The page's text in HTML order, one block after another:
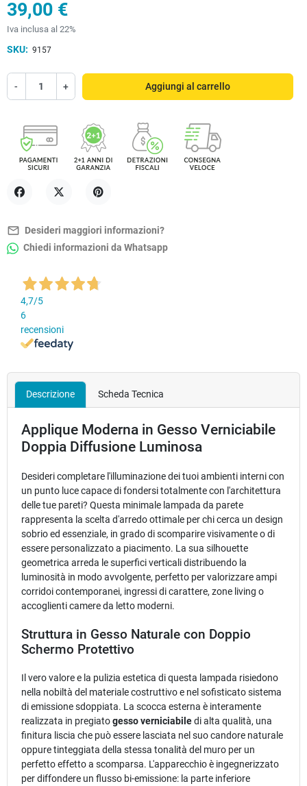
39,00 €
Iva inclusa al 22%
SKU: 9157
- + Aggiungi al carrello
mail_outline Desideri maggiori informazioni?
Chiedi informazioni da Whatsapp
4,7/5
6
recensioni
Descrizione Scheda Tecnica
Applique Moderna in Gesso Verniciabile
Doppia Diffusione Luminosa
Desideri completare l'illuminazione dei tuoi ambienti interni con
un punto luce capace di fondersi totalmente con l'architettura
delle tue pareti? Questa minimale lampada da parete
rappresenta la scelta d'arredo ottimale per chi cerca un design
sobrio ed essenziale, in grado di scomparire visivamente o di
essere personalizzato a piacimento. La sua silhouette
geometrica arreda le superfici verticali distribuendo la
luminosità in modo avvolgente, perfetto per valorizzare ampi
corridoi contemporanei, ingressi di carattere, zone living o
accoglienti camere da letto moderni.
Struttura in Gesso Naturale con Doppio
Schermo Protettivo
Il vero valore e la pulizia estetica di questa lampada risiedono
nella nobiltà del materiale costruttivo e nel sofisticato sistema
di emissione sdoppiata. La scocca esterna è interamente
realizzata in pregiatogesso verniciabiledi alta qualità, una
finitura liscia che può essere lasciata nel suo candore naturale
oppure tinteggiata della stessa tonalità del muro per un
perfetto effetto a scomparsa. L'apparecchio è ingegnerizzato
per diffondere un flusso bi-emissione: la parte inferiore